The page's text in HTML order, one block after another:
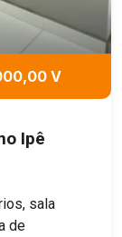
V
Ipê
sala
de